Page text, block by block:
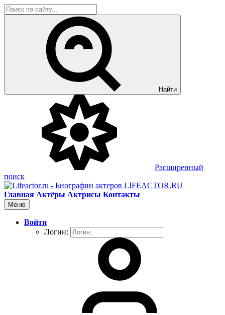
Найти
Расширенный
поиск
LIFEACTOR.RU
Главная Актёры Актрисы Контакты
Меню
Войти
Логин: